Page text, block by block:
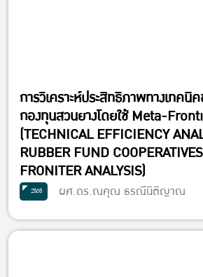
การวิเคราะห์ประสิทธิภาพทางเทค
กองทุนสวนยางโดยใช้ Meta-
(TECHNICAL EFFICIENCY
RUBBER FUND
FRONITER ANALYSIS)
2565 ผศ.ดร.ณคุณ ธรณีนิติญาณ